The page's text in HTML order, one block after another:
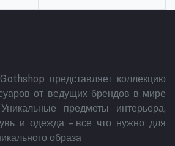
представляет коллекцию
от ведущих брендов в мире
предметы интерьера,
и одежда – все что нужно для
образа